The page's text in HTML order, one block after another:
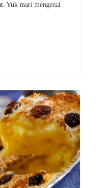
Yuk mari mengenal